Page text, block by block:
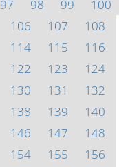
97 98 99
100
106 107
108
114 115
116
122 123
124
130 131
132
138 139
140
146 147
148
154 155
156